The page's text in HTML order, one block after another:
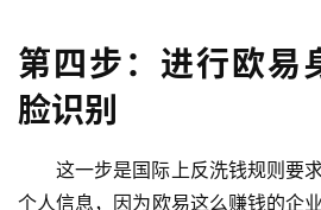
第四步：进行欧易
脸识别
这一步是国际上反洗钱规则要
个人信息，因为欧易这么赚钱的企